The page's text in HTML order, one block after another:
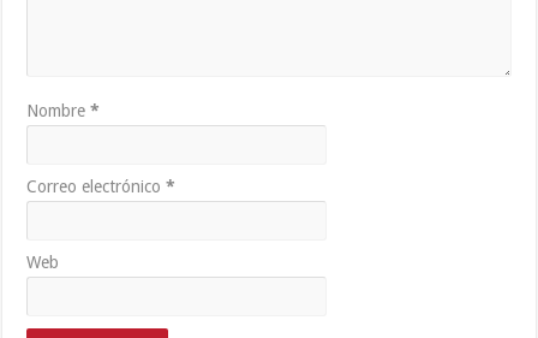
Nombre*
Correo electrónico*
Web